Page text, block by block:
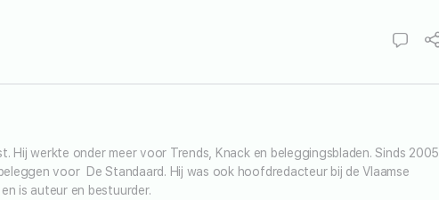
Hij werkte onder meer voor Trends, Knack en beleggingsbladen. Sinds 2005
voor  De Standaard. Hij was ook hoofdredacteur bij de Vlaamse
is auteur en bestuurder.